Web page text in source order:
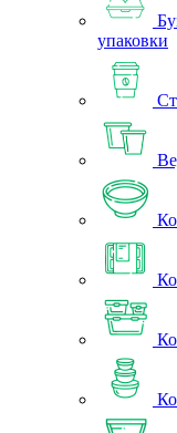
упаковки